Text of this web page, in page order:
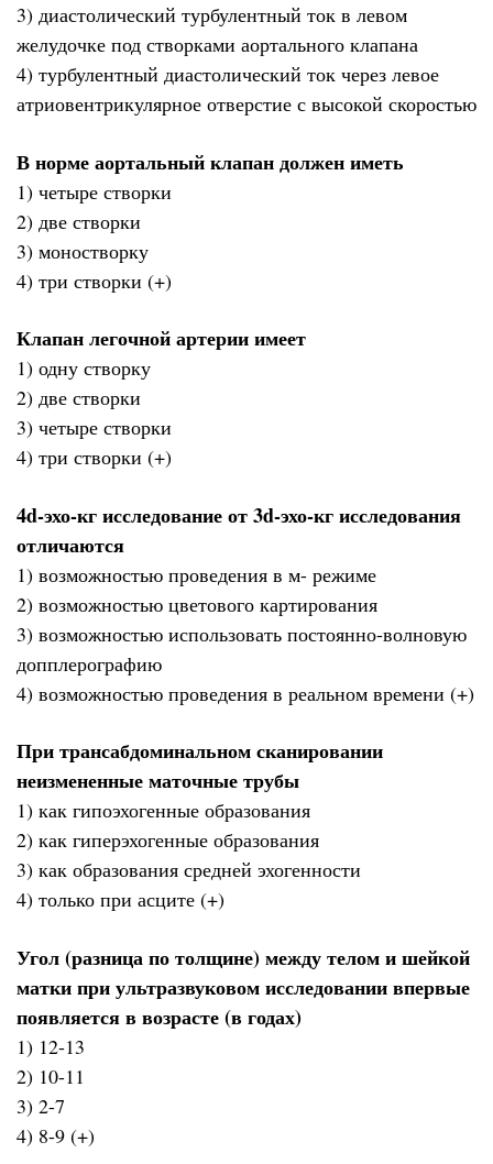
3) диастолический турбулентный ток в левом
желудочке под створками аортального клапана
4) турбулентный диастолический ток через левое
атриовентрикулярное отверстие с высокой скоростью
В норме аортальный клапан должен иметь
1) четыре створки
2) две створки
3) моностворку
4) три створки (+)
Клапан легочной артерии имеет
1) одну створку
2) две створки
3) четыре створки
4) три створки (+)
4d-эхо-кг исследование от 3d-эхо-кг исследования
отличаются
1) возможностью проведения в м- режиме
2) возможностью цветового картирования
3) возможностью использовать постоянно-волновую
допплерографию
4) возможностью проведения в реальном времени (+)
При трансабдоминальном сканировании
неизмененные маточные трубы
1) как гипоэхогенные образования
2) как гиперэхогенные образования
3) как образования средней эхогенности
4) только при асците (+)
Угол (разница по толщине) между телом и шейкой
матки при ультразвуковом исследовании впервые
появляется в возрасте (в годах)
1) 12-13
2) 10-11
3) 2-7
4) 8-9 (+)